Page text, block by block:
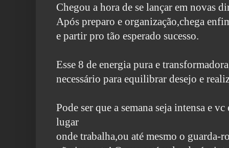
Chegou a hora de se lançar em novas
Após preparo e organização,chega
e partir pro tão esperado sucesso.
Esse 8 de energia pura e
necessário para equilibrar desejo e
Pode ser que a semana seja intensa e
lugar
onde trabalha,ou até mesmo o guarda-